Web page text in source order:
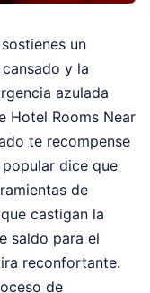
un
y la
azulada
Hotel Rooms Near
te recompense
dice que
de
castigan la
saldo para el
reconfortante.
de